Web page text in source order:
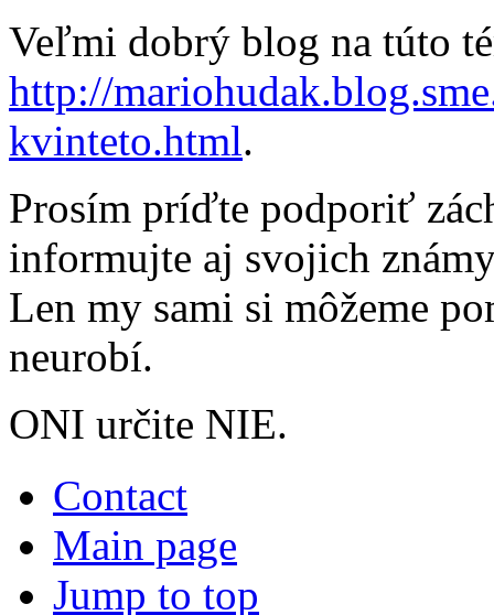
Veľmi dobrý blog na túto
http://
kvinteto.html.
Prosím príďte podporiť
informujte aj svojich
Len my sami si môžeme
neurobí.
ONI určite NIE.
Contact
Main page
Jump to top